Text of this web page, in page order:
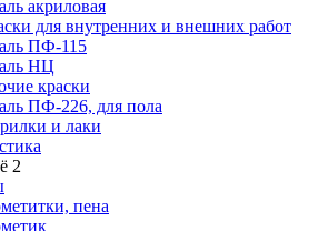
акриловая
для внутренних и внешних работ
ПФ-115
НЦ
краски
ПФ-226, для пола
и лаки
2
пена